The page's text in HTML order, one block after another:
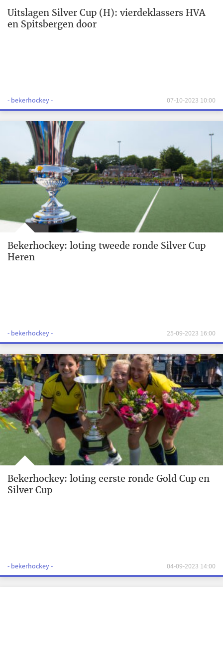
Uitslagen Silver Cup (H): vierdeklassers HVA
en Spitsbergen door
- bekerhockey - 07-10-2023 10:00
Bekerhockey: loting tweede ronde Silver Cup
Heren
- bekerhockey - 25-09-2023 16:00
Bekerhockey: loting eerste ronde Gold Cup en
Silver Cup
- bekerhockey - 04-09-2023 14:00